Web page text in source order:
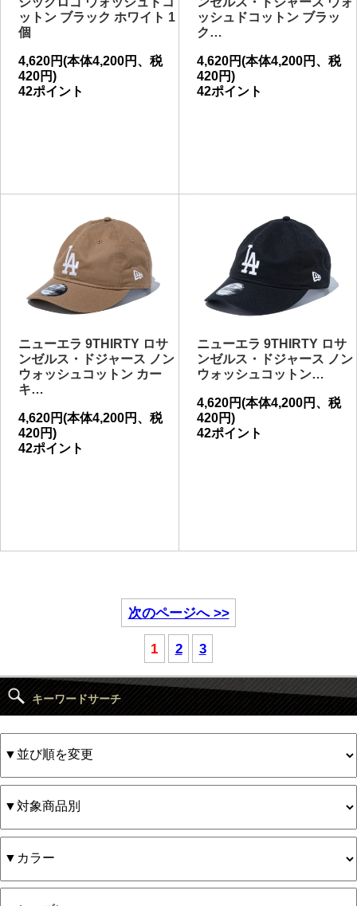
ットン ブラック ホワイト 1
個
4,620円(本体4,200円、税
420円)
42ポイント
ッシュドコットン ブラッ
ク…
4,620円(本体4,200円、税
420円)
42ポイント
ニューエラ 9THIRTY ロサ
ンゼルス・ドジャース ノン
ウォッシュコットン カー
キ…
4,620円(本体4,200円、税
420円)
42ポイント
ニューエラ 9THIRTY ロサ
ンゼルス・ドジャース ノン
ウォッシュコットン…
4,620円(本体4,200円、税
420円)
42ポイント
次のページへ >>
1 2 3
キーワードサーチ